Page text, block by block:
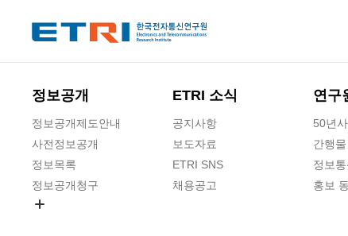
정보공개
정보공개제도안내
사전정보공개
정보목록
정보공개청구
ETRI 소식
공지사항
보도자료
ETRI SNS
채용공고
연구
50년사
간행물
정보
홍보